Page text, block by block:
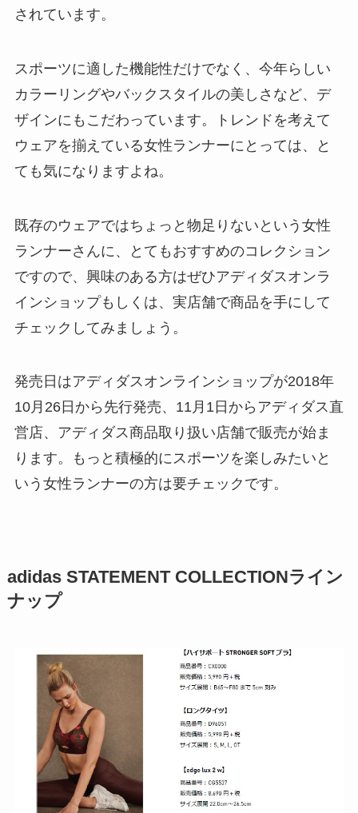
されています。
スポーツに適した機能性だけでなく、今年らしい
カラーリングやバックスタイルの美しさなど、デ
ザインにもこだわっています。トレンドを考えて
ウェアを揃えている女性ランナーにとっては、と
ても気になりますよね。
既存のウェアではちょっと物足りないという女性
ランナーさんに、とてもおすすめのコレクション
ですので、興味のある方はぜひアディダスオンラ
インショップもしくは、実店舗で商品を手にして
チェックしてみましょう。
発売日はアディダスオンラインショップが2018年
10月26日から先行発売、11月1日からアディダス直
営店、アディダス商品取り扱い店舗で販売が始ま
ります。もっと積極的にスポーツを楽しみたいと
いう女性ランナーの方は要チェックです。
adidas STATEMENT COLLECTIONライン
ナップ